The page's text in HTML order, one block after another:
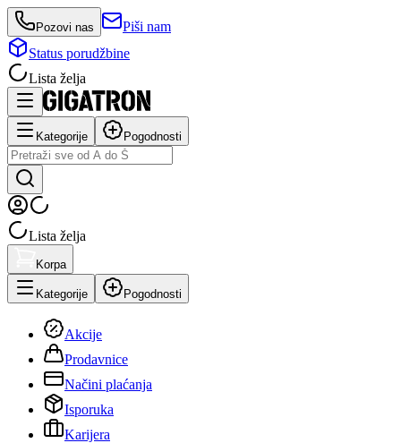
Pozovi nas
Piši nam
Status porudžbine
Lista želja
Kategorije Pogodnosti
Lista želja
Korpa
Kategorije Pogodnosti
Akcije
Prodavnice
Načini plaćanja
Isporuka
Karijera